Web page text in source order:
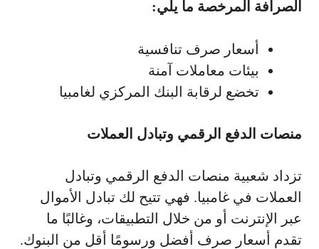
الصرافة المرخصة ما يلي:
أسعار صرف تنافسية
بيئات معاملات آمنة
تخضع لرقابة البنك المركزي لغامبيا
منصات الدفع الرقمي وتبادل العملات
تزداد شعبية منصات الدفع الرقمي وتبادل
العملات في غامبيا. فهي تتيح لك تبادل الأموال
عبر الإنترنت أو من خلال التطبيقات، وغالبًا ما
تقدم أسعار صرف أفضل ورسومًا أقل من البنوك.